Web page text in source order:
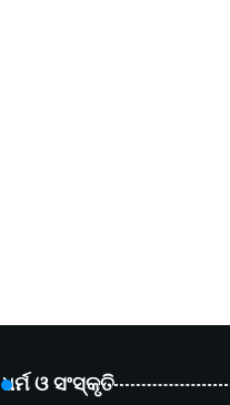
ଧର୍ମ ଓ ସଂସ୍କୃତି